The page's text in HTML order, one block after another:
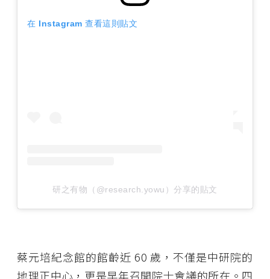
在 Instagram 查看這則貼文
研之有物（@research.yowu）分享的貼文
蔡元培紀念館的館齡近 60 歲，不僅是中研院的
地理正中心，更是早年召開院士會議的所在。四